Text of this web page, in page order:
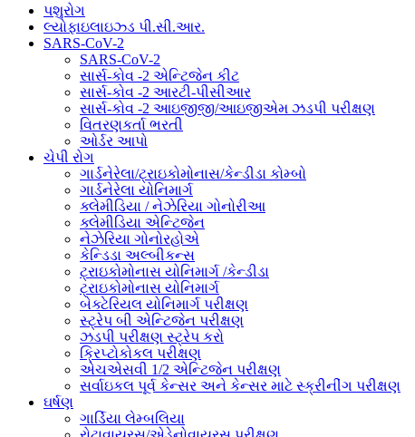
પશુરોગ
લ્યોફાઇલાઇઝ્ડ પી.સી.આર.
SARS-CoV-2
SARS-CoV-2
સાર્સ-કોવ -2 એન્ટિજેન કીટ
સાર્સ-કોવ -2 આરટી-પીસીઆર
સાર્સ-કોવ -2 આઇજીજી/આઇજીએમ ઝડપી પરીક્ષણ
વિતરણકર્તા ભરતી
ઓર્ડર આપો
ચેપી રોગ
ગાર્ડનેરેલા/ટ્રાઇકોમોનાસ/કેન્ડીડા કોમ્બો
ગાર્ડનેરેલા યોનિમાર્ગ
ક્લેમીડિયા / નેઝેરિયા ગોનોરીઆ
ક્લેમીડિયા એન્ટિજેન
નેઝેરિયા ગોનોરહોએ
કેન્ડિડા અલ્બીકન્સ
ટ્રાઇકોમોનાસ યોનિમાર્ગ /કેન્ડીડા
ટ્રાઇકોમોનાસ યોનિમાર્ગ
બેક્ટેરિયલ યોનિમાર્ગ પરીક્ષણ
સ્ટ્રેપ બી એન્ટિજેન પરીક્ષણ
ઝડપી પરીક્ષણ સ્ટ્રેપ કરો
ક્રિપ્ટોકોકલ પરીક્ષણ
એચએસવી 1/2 એન્ટિજેન પરીક્ષણ
સર્વાઇકલ પૂર્વ કેન્સર અને કેન્સર માટે સ્ક્રીનીંગ પરીક્ષણ
ઘર્ષણ
ગાર્ડિયા લેમ્બલિયા